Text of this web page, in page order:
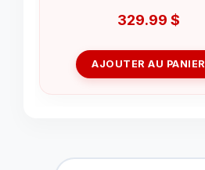
329.99 $
AJOUTER AU PANIER